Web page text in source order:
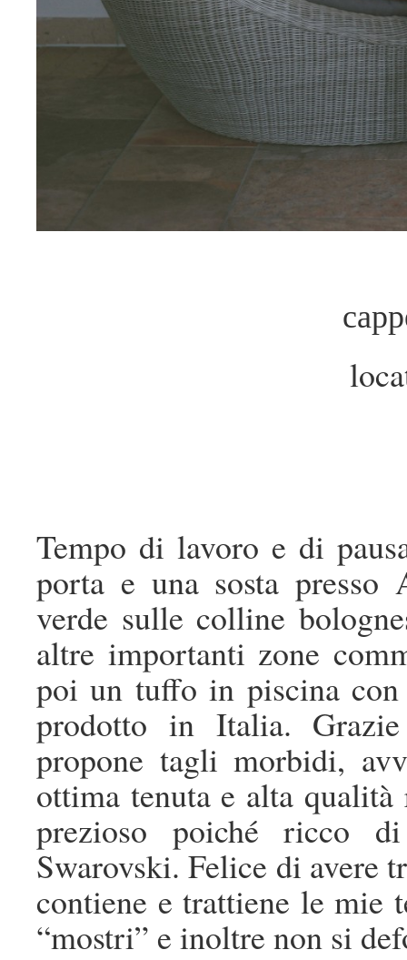
Tempo di lavoro e di
porta e una sosta
verde sulle colline
altre importanti zone
poi un tuffo in piscina
prodotto in Italia.
propone tagli morbidi,
ottima tenuta e alta
prezioso poiché ricco
Swarovski. Felice di avere
contiene e trattiene le mie
“mostri” e inoltre non si